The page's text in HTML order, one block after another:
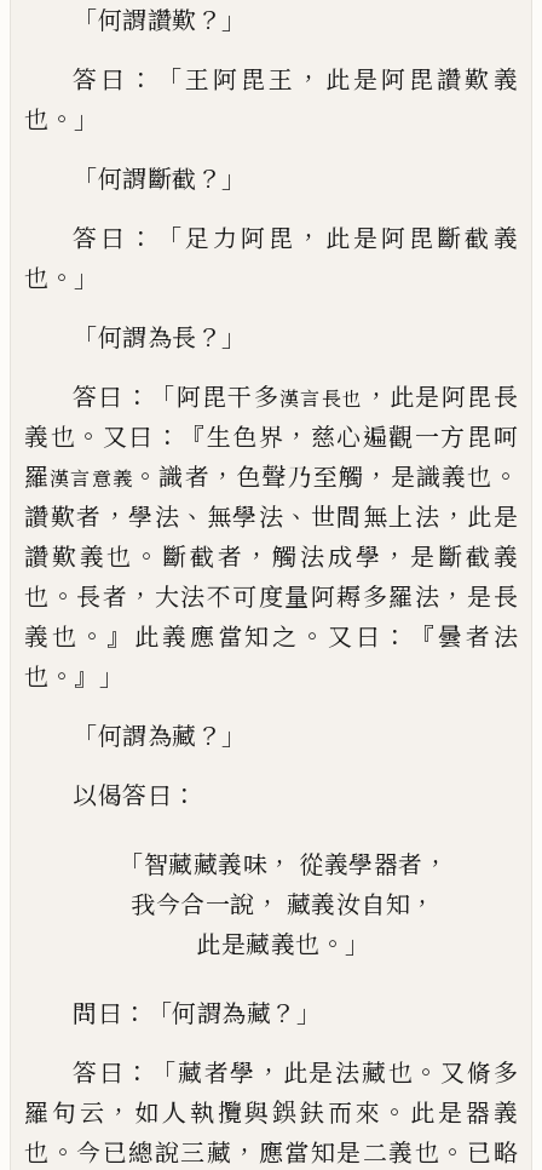
「何謂讚歎 ？」
答曰 ：「王阿毘王 ， 此是阿毘讚歎義
也 。」
「何謂斷截 ？」
答曰 ：「足力阿毘 ， 此是阿毘斷截義
也 。」
「何謂為長 ？」
答曰 ：「阿毘干多漢言長也 ， 此是阿毘長
義也 。 又曰 ：『生色界 ， 慈心遍觀一方毘呵
羅漢言意義 。識者 ， 色聲乃至觸 ， 是識義也 。
讚歎者 ，學法 、 無學法 、 世間無上法 ， 此是
讚歎義也 。 斷截者 ，觸法成學 ， 是斷截義
也 。 長者 ， 大法不可度量阿耨多羅法 ， 是長
義也 。』 此義應當知之 。 又曰 ：『曇者法
也 。』」
「何謂為藏 ？」
以偈答曰 ：
「智藏藏義味 ， 從義學器者 ，
我今合一說 ， 藏義汝自知 ，
此是藏義也 。」
問曰 ：「何謂為藏 ？」
答曰 ：「藏者學 ， 此是法藏也 。 又脩多
羅句云 ， 如人執攬與鋘鈇而來 。 此是器義
也 。 今已總說三藏 ， 應當知是二義也 。 已略